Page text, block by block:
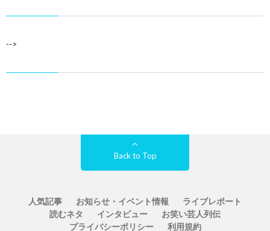
-->
Back to Top
人気記事 お知らせ・イベント情報
ライブレポート
読むネタ
インタビュー
お笑い芸人列伝
プライバシーポリシー
利用規約